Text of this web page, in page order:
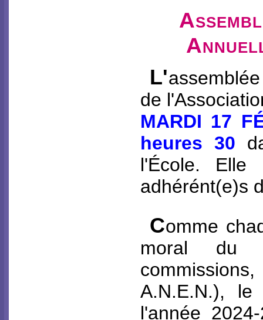
L'
de
MARDI 17
heures 30
l'École. Elle
adhérént(e)s
Comme
moral du
A.N.E.N.),
l'année